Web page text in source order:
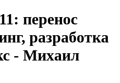
перенос
разработка
- Михаил